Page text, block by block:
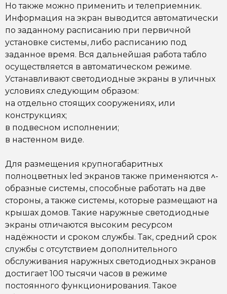
Но также можно применить и телеприемник.
Информация на экран выводится автоматически
по заданному расписанию при первичной
установке системы, либо расписанию под
заданное время. Вся дальнейшая работа табло
осуществляется в автоматическом режиме.
Устанавливают светодиодные экраны в уличных
условиях следующим образом:
на отдельно стоящих сооружениях, или
конструкциях;
в подвесном исполнении;
в настенном виде.
Для размещения крупногабаритных
полноцветных led экранов также применяются ˄-
образные системы, способные работать на две
стороны, а также системы, которые размещают на
крышах домов. Такие наружные светодиодные
экраны отличаются высоким ресурсом
надёжности и сроком службы. Так, средний срок
службы с отсутствием дополнительного
обслуживания наружных светодиодных экранов
достигает 100 тысячи часов в режиме
постоянного функционирования. Такое